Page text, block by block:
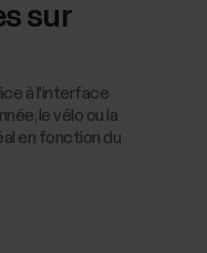
sur
à l'interface
le vélo ou la
en fonction du